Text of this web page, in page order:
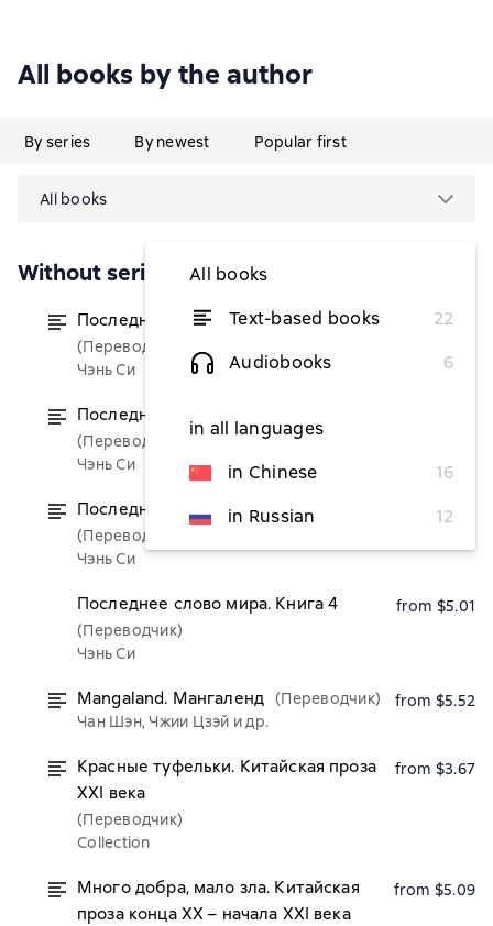
All books by the author
By series By newest Popular first
All books
All books
Text-based books
22
Audiobooks
6
in all languages
in Chinese
16
in Russian
12
Without series
Последнее слово мира. Книга 1
(Переводчик)
Чэнь Си
from $5.01
Последнее слово мира. Книга 2
(Переводчик)
Чэнь Си
Последнее слово мира. Книга 3
(Переводчик)
Чэнь Си
from $5.01
Последнее слово мира. Книга 4
(Переводчик)
Чэнь Си
from $5.01
Mangaland. Мангаленд (Переводчик)
Чан Шэн, Чжии Цзэй и др.
from $5.52
Красные туфельки. Китайская проза
XXI века
(Переводчик)
Collection
from $3.67
Много добра, мало зла. Китайская
проза конца ХХ – начала ХХI века
from $5.09